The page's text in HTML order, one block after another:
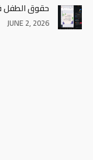
حقوق الطفل
JUNE 2, 2026